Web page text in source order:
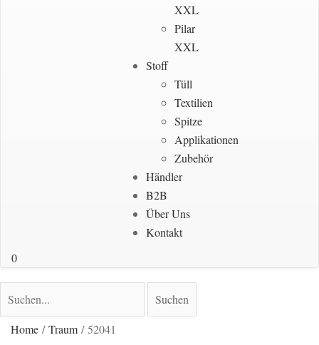
XXL
Pilar
XXL
Stoff
Tüll
Textilien
Spitze
Applikationen
Zubehör
Händler
B2B
Über Uns
Kontakt
0
Suchen
Home /Traum / 52041